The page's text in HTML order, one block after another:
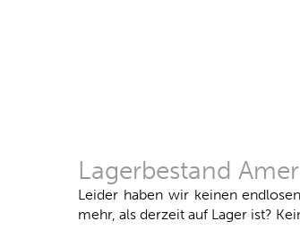
Lagerbestand
Leider haben wir keinen
mehr, als derzeit auf Lager ist?